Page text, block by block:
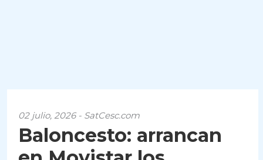
02 julio, 2026 - SatCesc.com
Baloncesto: arrancan